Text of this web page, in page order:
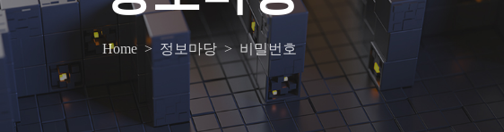
Home > 정보마당 > 비밀번호